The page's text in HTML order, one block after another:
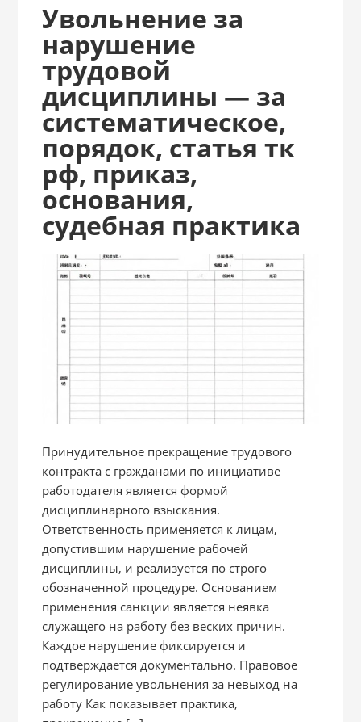
Увольнение за
нарушение
трудовой
дисциплины — за
систематическое,
порядок, статья тк
рф, приказ,
основания,
судебная практика
Принудительное прекращение трудового
контракта с гражданами по инициативе
работодателя является формой
дисциплинарного взыскания.
Ответственность применяется к лицам,
допустившим нарушение рабочей
дисциплины, и реализуется по строго
обозначенной процедуре. Основанием
применения санкции является неявка
служащего на работу без веских причин.
Каждое нарушение фиксируется и
подтверждается документально. Правовое
регулирование увольнения за невыход на
работу Как показывает практика,